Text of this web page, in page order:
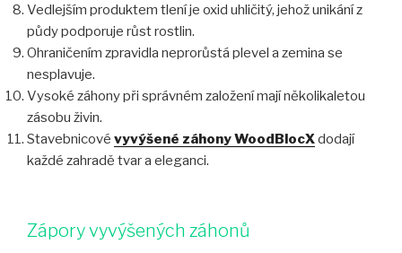
Vedlejším produktem tlení je oxid uhličitý, jehož unikání z
půdy podporuje růst rostlin.
Ohraničením zpravidla neprorůstá plevel a zemina se
nesplavuje.
Vysoké záhony při správném založení mají několikaletou
zásobu živin.
Stavebnicové vyvýšené záhony WoodBlocXdodají
každé zahradě tvar a eleganci.
Zápory vyvýšených záhonů